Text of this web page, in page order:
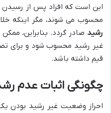
محسوب می شوند، مگر اینکه
رشید صادر گردد. بنابراین،
غیر رشید محسوب شود و برای
قیم داشته باشد.
چگونگی اثبات عدم
احراز وضعیت غیر رشید بودن